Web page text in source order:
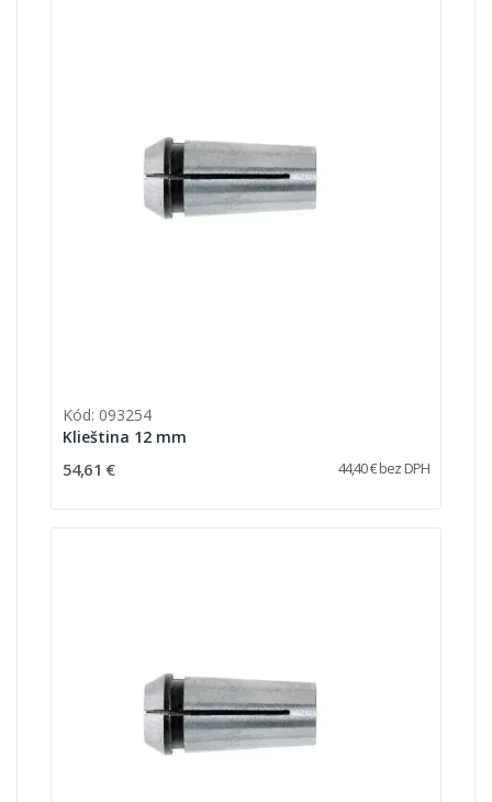
Kód: 093254
Klieština 12 mm
54,61 € 44,40 € bez DPH